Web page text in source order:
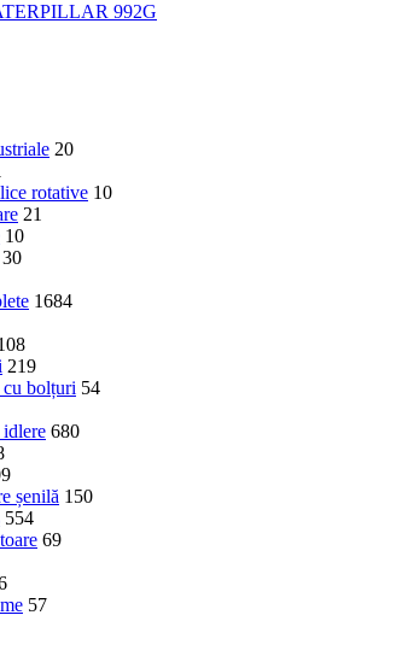
992G
20
rotative 10
21
10
30
1684
219
cu bolțuri 54
680
șenilă 150
554
69
57